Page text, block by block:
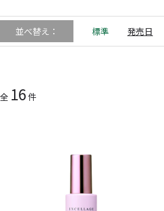
並べ替え： 標準 発売日
全 16 件